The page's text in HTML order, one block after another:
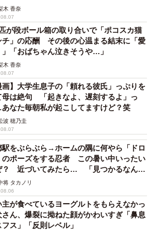
でマンモスに遭遇してしまいまし
どのような感じでしたか？
良い天気のなか、誰もいない水田に
のでびっくりしました。
のご感想は？
んなおっきいオブジェがあるとは思
っくりでした。その後色んな人からア
いほっこりしました。
れたこいつ気になりすぎて仕事が手に
pic.twitter.com/rkcjHdT0cz
July 7, 2024
木 香奈
が段ボール箱の取り合いで「ポコスカ猫
チ」の応酬 その後の心温まる結末に「愛
」「おばちゃん泣きそうや…」
木 香奈
画】大学生息子の「頼れる彼氏」っぷりを
母は絶句 「起きなよ、遅刻するよ」っ
なた毎朝私が起こしてますけど？笑
波 穂乃圭
駅をぶらぶら→ホームの隅に何やら「ドロ
のポーズをする忍者 この暑い中いったい
？ 近づいてみたら… 「見つかるなんて
将 タカノリ
主が食べているヨーグルトをもらえなかっ
さん、爆裂に拗ねた顔がかわいすぎ「鼻息
フス」「反則レベル」